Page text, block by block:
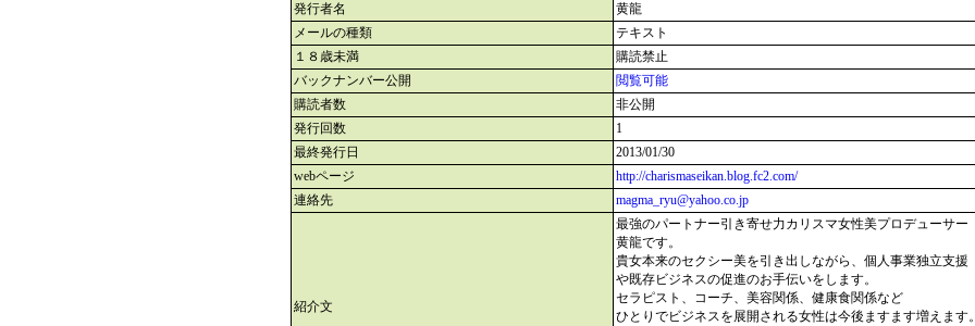
発行者名
黄龍
メールの種類
テキスト
１８歳未満
購読禁止
バックナンバー公開
閲覧可能
購読者数
非公開
発行回数
1
最終発行日
2013/01/30
webページ
http://charismaseikan.blog.fc2.com/
連絡先
magma_ryu@yahoo.co.jp
紹介文
最強のパートナー引き寄せ力カリスマ女性美プロデューサー
黄龍です。
貴女本来のセクシー美を引き出しながら、個人事業独立支援
や既存ビジネスの促進のお手伝いをします。
セラピスト、コーチ、美容関係、健康食関係など
ひとりでビジネスを展開される女性は今後ますます増えます